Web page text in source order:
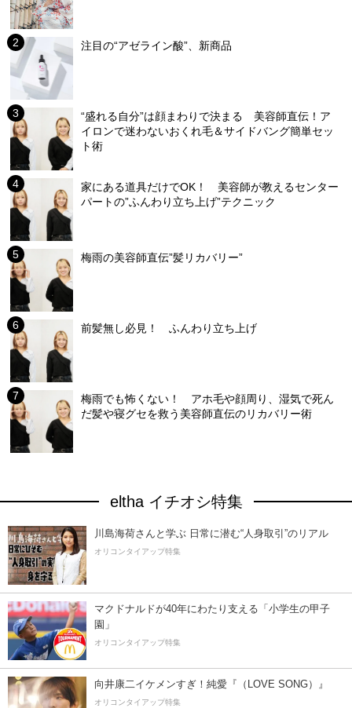
注目の“アゼライン酸”、新商品
“盛れる自分”は顔まわりで決まる 美容師直伝！ア
イロンで迷わないおくれ毛＆サイドバング簡単セッ
ト術
家にある道具だけでOK！ 美容師が教えるセンター
パートの”ふんわり立ち上げ”テクニック
梅雨の美容師直伝”髪リカバリー”
前髪無し必見！ ふんわり立ち上げ
梅雨でも怖くない！ アホ毛や顔周り、湿気で死ん
だ髪や寝グセを救う美容師直伝のリカバリー術
eltha イチオシ特集
川島海荷さんと学ぶ 日常に潜む“人身取引”のリアル
オリコンタイアップ特集
マクドナルドが40年にわたり支える「小学生の甲子
園」
オリコンタイアップ特集
向井康二イケメンすぎ！純愛『（LOVE SONG）』
オリコンタイアップ特集